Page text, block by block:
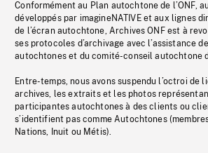
Conformément au Plan autochtone de l’ONF,
développés par imagineNATIVE et aux lignes
de l’écran autochtone, Archives ONF est à
ses protocoles d’archivage avec l’assistance
autochtones et du comité-conseil autochtone
Entre-temps, nous avons suspendu l’octroi de
archives, les extraits et les photos
participantes autochtones à des clients ou
s’identifient pas comme Autochtones
Nations, Inuit ou Métis).